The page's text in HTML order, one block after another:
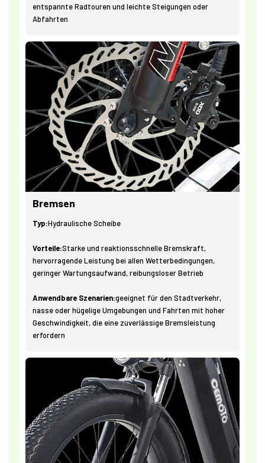
entspannte Radtouren und leichte Steigungen oder
Abfahrten
Bremsen
Typ:Hydraulische Scheibe
Vorteile:Starke und reaktionsschnelle Bremskraft,
hervorragende Leistung bei allen Wetterbedingungen,
geringer Wartungsaufwand, reibungsloser Betrieb
Anwendbare Szenarien:geeignet für den Stadtverkehr,
nasse oder hügelige Umgebungen und Fahrten mit hoher
Geschwindigkeit, die eine zuverlässige Bremsleistung
erfordern